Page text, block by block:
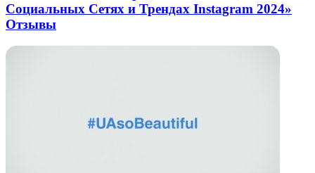
Социальных Сетях и Трендах Instagram 2024»
Отзывы